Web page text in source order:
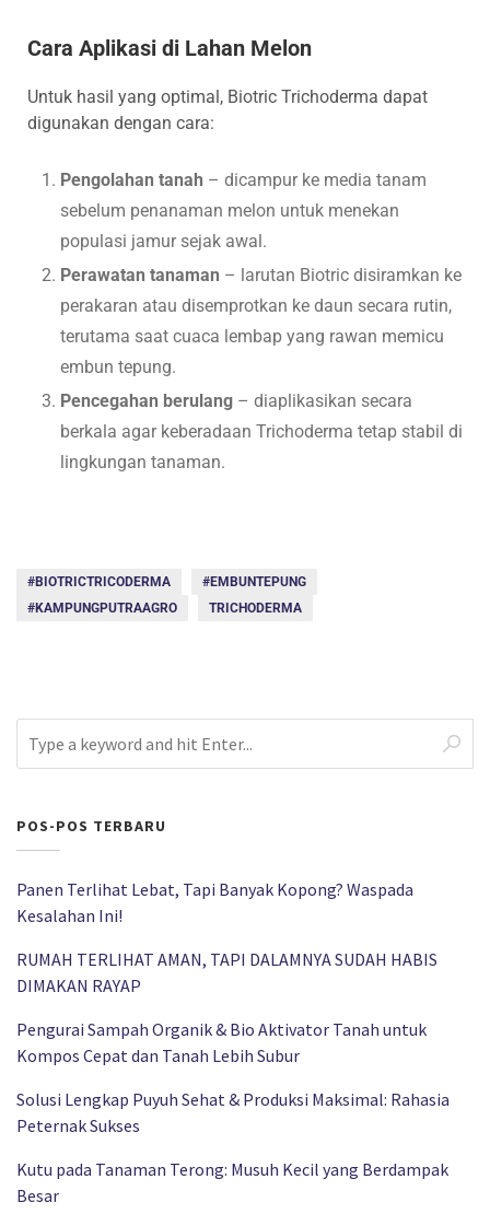
Cara Aplikasi di Lahan Melon
Untuk hasil yang optimal, Biotric Trichoderma dapat
digunakan dengan cara:
Pengolahan tanah – dicampur ke media tanam
sebelum penanaman melon untuk menekan
populasi jamur sejak awal.
Perawatan tanaman – larutan Biotric disiramkan ke
perakaran atau disemprotkan ke daun secara rutin,
terutama saat cuaca lembap yang rawan memicu
embun tepung.
Pencegahan berulang – diaplikasikan secara
berkala agar keberadaan Trichoderma tetap stabil di
lingkungan tanaman.
#BIOTRICTRICODERMA
#EMBUNTEPUNG
#KAMPUNGPUTRAAGRO
TRICHODERMA
POS-POS TERBARU
Panen Terlihat Lebat, Tapi Banyak Kopong? Waspada
Kesalahan Ini!
RUMAH TERLIHAT AMAN, TAPI DALAMNYA SUDAH HABIS
DIMAKAN RAYAP
Pengurai Sampah Organik & Bio Aktivator Tanah untuk
Kompos Cepat dan Tanah Lebih Subur
Solusi Lengkap Puyuh Sehat & Produksi Maksimal: Rahasia
Peternak Sukses
Kutu pada Tanaman Terong: Musuh Kecil yang Berdampak
Besar